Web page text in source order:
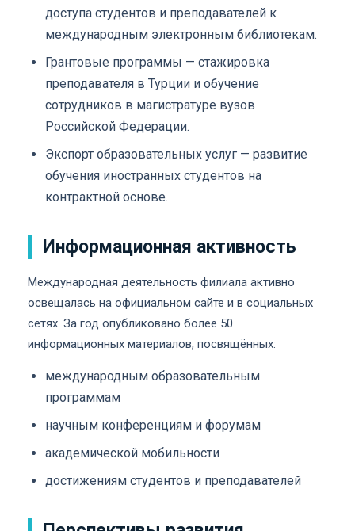
доступа студентов и преподавателей к
международным электронным библиотекам.
Грантовые программы — стажировка
преподавателя в Турции и обучение
сотрудников в магистратуре вузов
Российской Федерации.
Экспорт образовательных услуг — развитие
обучения иностранных студентов на
контрактной основе.
Информационная активность
Международная деятельность филиала активно
освещалась на официальном сайте и в социальных
сетях. За год опубликовано более 50
информационных материалов, посвящённых:
международным образовательным
программам
научным конференциям и форумам
академической мобильности
достижениям студентов и преподавателей